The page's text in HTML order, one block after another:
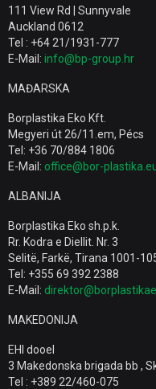
111 View Rd | Sunnyvale
Auckland 0612
Tel : +64 21/1931-777
E-Mail: info@bp-group.hr
MAĐARSKA
Borplastika Eko Kft.
Megyeri út 26/11.em, Pécs
Tel: +36 70/884 1806
E-Mail: office@bor-
ALBANIJA
Borplastika Eko sh.p.k.
Rr. Kodra e Diellit. Nr. 3
Selitë, Farkë, Tirana 1001-
Tel: +355 69 392 2388
E-Mail:
MAKEDONIJA
EHI dooel
3 Makedonska brigada bb ,
Tel : +389 22/460-075